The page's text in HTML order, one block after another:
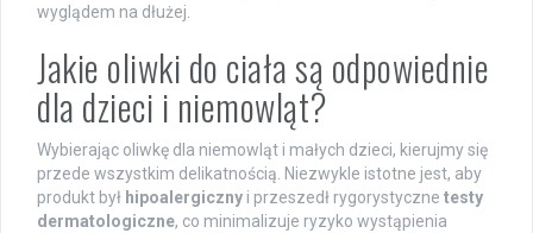
wyglądem na dłużej.
Jakie oliwki do ciała są odpowiednie
dla dzieci i niemowląt?
Wybierając oliwkę dla niemowląt i małych dzieci, kierujmy się
przede wszystkim delikatnością. Niezwykle istotne jest, aby
produkt był hipoalergiczny i przeszedł rygorystyczne testy
dermatologiczne, co minimalizuje ryzyko wystąpienia